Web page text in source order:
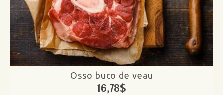
Osso buco de veau
16,78$